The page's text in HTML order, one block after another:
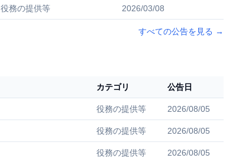
役務の提供等 2026/03/08
すべての公告を見る →
カテゴリ 公告日
役務の提供等 2026/08/05
役務の提供等 2026/08/05
役務の提供等 2026/08/05